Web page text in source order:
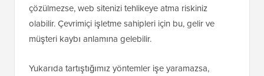
çözülmezse, web sitenizi tehlikeye atma riskiniz
olabilir. Çevrimiçi işletme sahipleri için bu, gelir ve
müşteri kaybı anlamına gelebilir.
Yukarıda tartıştığımız yöntemler işe yaramazsa,